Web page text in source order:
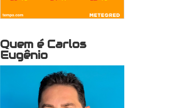
Quem é Carlos
Eugênio